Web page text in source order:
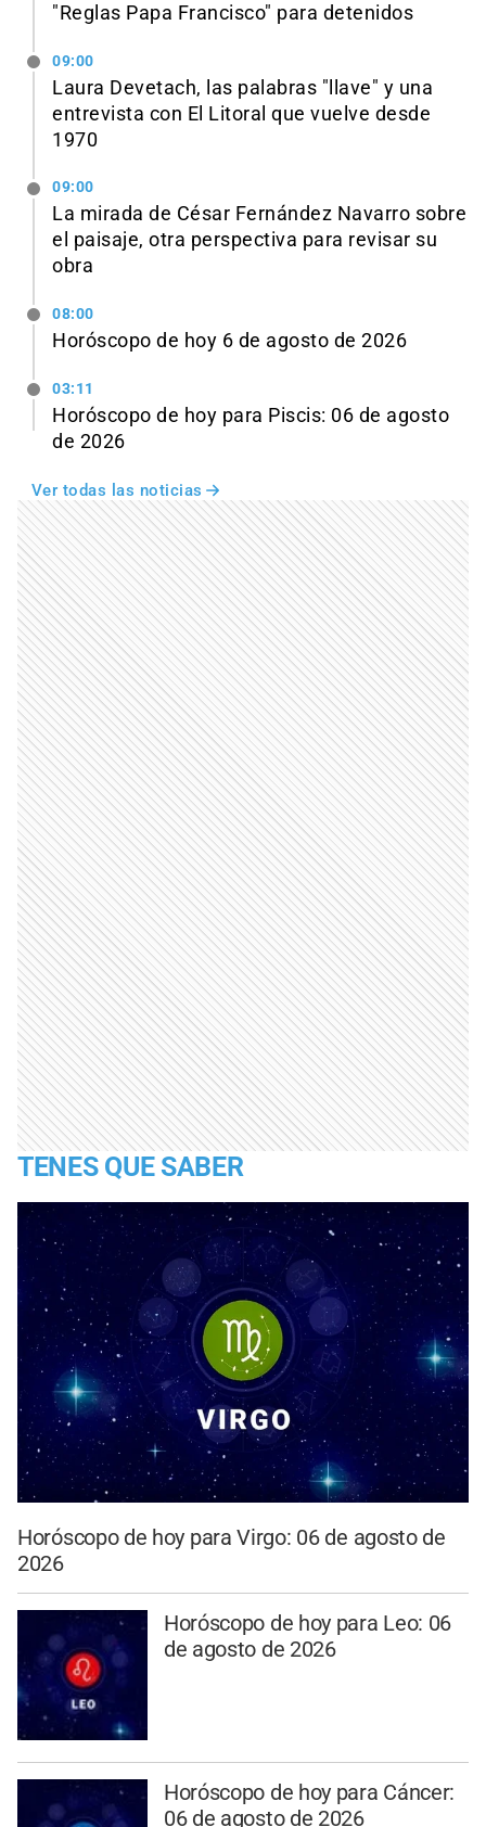
"Reglas Papa Francisco" para detenidos
09:00
Laura Devetach, las palabras "llave" y una
entrevista con El Litoral que vuelve desde
1970
09:00
La mirada de César Fernández Navarro sobre
el paisaje, otra perspectiva para revisar su
obra
08:00
Horóscopo de hoy 6 de agosto de 2026
03:11
Horóscopo de hoy para Piscis: 06 de agosto
de 2026
Ver todas las noticias
TENES QUE SABER
Horóscopo de hoy para Virgo: 06 de agosto de
2026
Horóscopo de hoy para Leo: 06
de agosto de 2026
Horóscopo de hoy para Cáncer:
06 de agosto de 2026